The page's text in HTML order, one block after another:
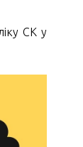
СК у